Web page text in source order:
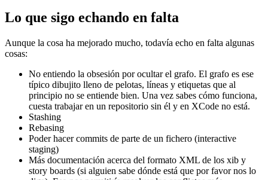
Lo que sigo echando en falta
Aunque la cosa ha mejorado mucho, todavía echo en falta algunas
cosas:
No entiendo la obsesión por ocultar el grafo. El grafo es ese
típico dibujito lleno de pelotas, líneas y etiquetas que al
principio no se entiende bien. Una vez sabes cómo funciona,
cuesta trabajar en un repositorio sin él y en XCode no está.
Stashing
Rebasing
Poder hacer commits de parte de un fichero (interactive
staging)
Más documentación acerca del formato XML de los xib y
story boards (si alguien sabe dónde está que por favor nos lo